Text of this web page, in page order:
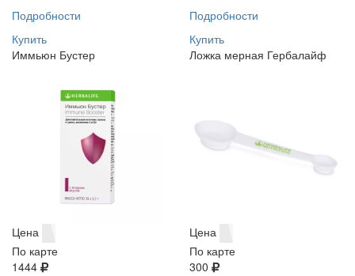
Подробности
Купить
Подробности
Купить
Иммьюн Бустер
Цена
По карте
1444
Ложка мерная Гербалайф
Цена
По карте
300